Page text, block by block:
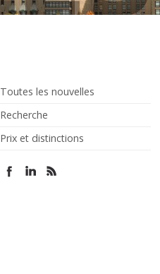
Toutes les nouvelles
Recherche
Prix et distinctions